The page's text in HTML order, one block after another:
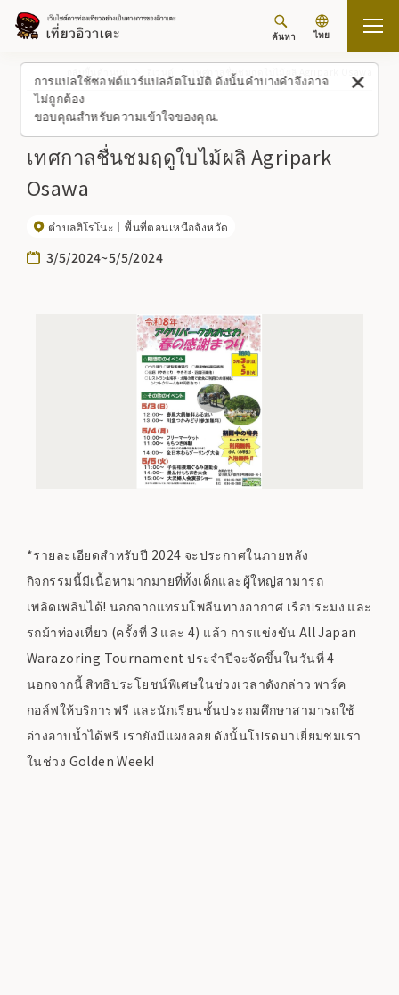
การแปลใช้ซอฟต์แวร์แปลอัตโนมัติ ดังนั้นคำบางคำจึงอาจ
ไม่ถูกต้อง
ขอบคุณสำหรับความเข้าใจของคุณ.
ค้นหา ไทย
กลับขึ้นด้านบน เทศกาลชื่นชมฤดูใบไม้ผลิ Agripark Osawa
เทศกาลชื่นชมฤดูใบไม้ผลิ Agripark
Osawa
ตำบลฮิโรโนะ พื้นที่ตอนเหนือจังหวัด
3/5/2024~5/5/2024
*รายละเอียดสำหรับปี 2024 จะประกาศในภายหลัง
กิจกรรมนี้มีเนื้อหามากมายที่ทั้งเด็กและผู้ใหญ่สามารถ
เพลิดเพลินได้! นอกจากแทรมโพลีนทางอากาศ เรือประมง และ
รถม้าท่องเที่ยว (ครั้งที่ 3 และ 4) แล้ว การแข่งขัน All Japan
Warazoring Tournament ประจำปีจะจัดขึ้นในวันที่ 4
นอกจากนี้ สิทธิประโยชน์พิเศษในช่วงเวลาดังกล่าว พาร์ค
กอล์ฟให้บริการฟรี และนักเรียนชั้นประถมศึกษาสามารถใช้
อ่างอาบน้ำได้ฟรี เรายังมีแผงลอย ดังนั้นโปรดมาเยี่ยมชมเรา
ในช่วง Golden Week!